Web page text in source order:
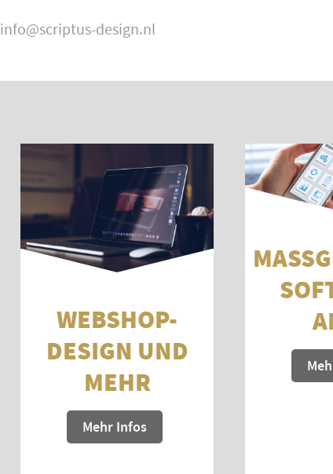
info@scriptus-design.nl
WEBSHOP-
DESIGN UND
MEHR
Mehr Infos